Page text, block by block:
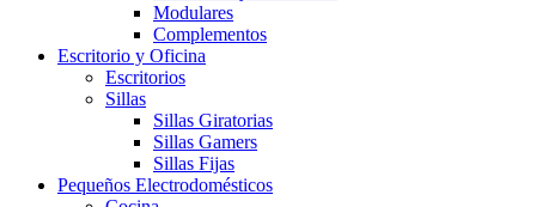
Modulares
Complementos
Escritorio y Oficina
Escritorios
Sillas
Sillas Giratorias
Sillas Gamers
Sillas Fijas
Pequeños Electrodomésticos